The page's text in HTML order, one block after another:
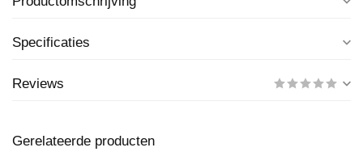
Specificaties
Reviews
Gerelateerde producten